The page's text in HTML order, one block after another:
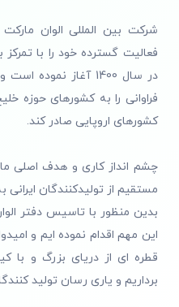
شرکت بین المللی الوان
فعالیت گسترده خود را با تمرکز
در سال 1400 آغاز
فراوانی را به کشورهای حوزه
کشورهای اروپایی صادر کند.
چشم انداز کاری و هدف اصلی
مستقیم از تولیدکنندگان
بدین منظور با تاسیس دفتر
این مهم اقدام نموده ایم و
قطره ای از دریای بزرگ و با
برداریم و یاری رسان تولید